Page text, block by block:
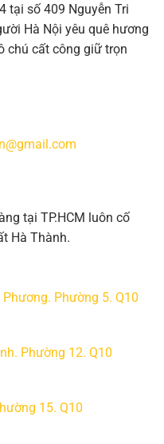
tại số 409 Nguyễn Tri
Hà Nội yêu quê hương
chú cất công giữ trọn
tại TP.HCM luôn cố
Hà Thành.
Phường 5. Q10
Phường 12. Q10
15. Q10